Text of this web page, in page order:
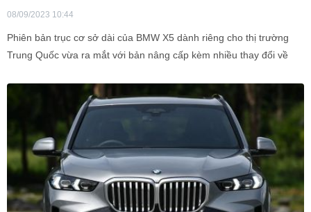
08/09/2023 10:44
Phiên bản trục cơ sở dài của BMW X5 dành riêng cho thị trường
Trung Quốc vừa ra mắt với bản nâng cấp kèm nhiều thay đổi về